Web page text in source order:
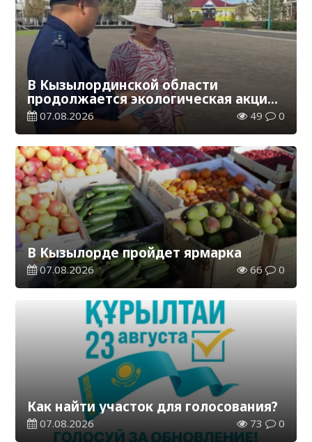
В Кызылординской области
продолжается экологическая акция
«Таза Қазақстан»
07.08.2026 49 0
В Кызылорде пройдет ярмарка
07.08.2026 66 0
Как найти участок для голосования?
07.08.2026 73 0